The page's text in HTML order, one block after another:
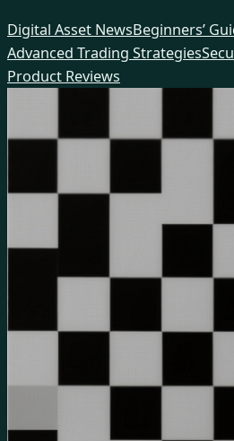
to
content
Digital Asset NewsBeginners’
Advanced Trading Strategies
Product Reviews